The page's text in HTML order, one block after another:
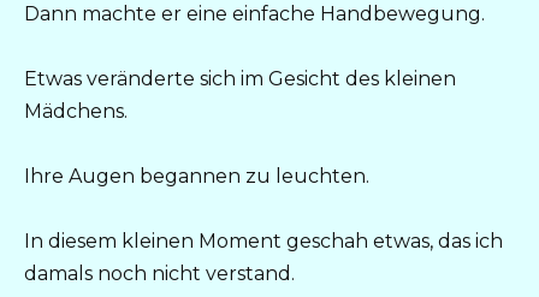
Dann machte er eine einfache Handbewegung.
Etwas veränderte sich im Gesicht des kleinen
Mädchens.
Ihre Augen begannen zu leuchten.
In diesem kleinen Moment geschah etwas, das ich
damals noch nicht verstand.